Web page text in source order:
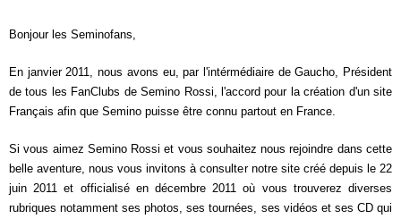
Bonjour les Seminofans,
En janvier 2011, nous avons eu, par l'intérmédiaire de Gaucho, Président
de tous les FanClubs de Semino Rossi, l'accord pour la création d'un site
Français afin que Semino puisse être connu partout en France.
Si vous aimez Semino Rossi et vous souhaitez nous rejoindre dans cette
belle aventure, nous vous invitons à consulter notre site créé depuis le 22
juin 2011 et officialisé en décembre 2011 où vous trouverez diverses
rubriques notamment ses photos, ses tournées, ses vidéos et ses CD qui